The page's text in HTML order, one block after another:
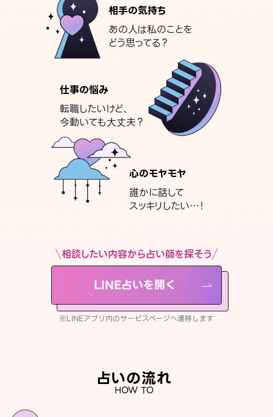
相手の気持ち
あの人は私のことを
どう思ってる？
仕事の悩み
転職したいけど、
今動いても大丈夫？
心のモヤモヤ
誰かに話して
スッキリしたい…！
相談したい内容から占い師を探そう
LINE占いを開く
※LINEアプリ内のサービスページへ遷移します
占いの流れ
HOW TO